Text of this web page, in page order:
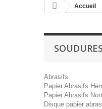
Accueil
SOUDURES
Abrasifs
Papier Abrasifs
Papier Abrasifs
Disque papier